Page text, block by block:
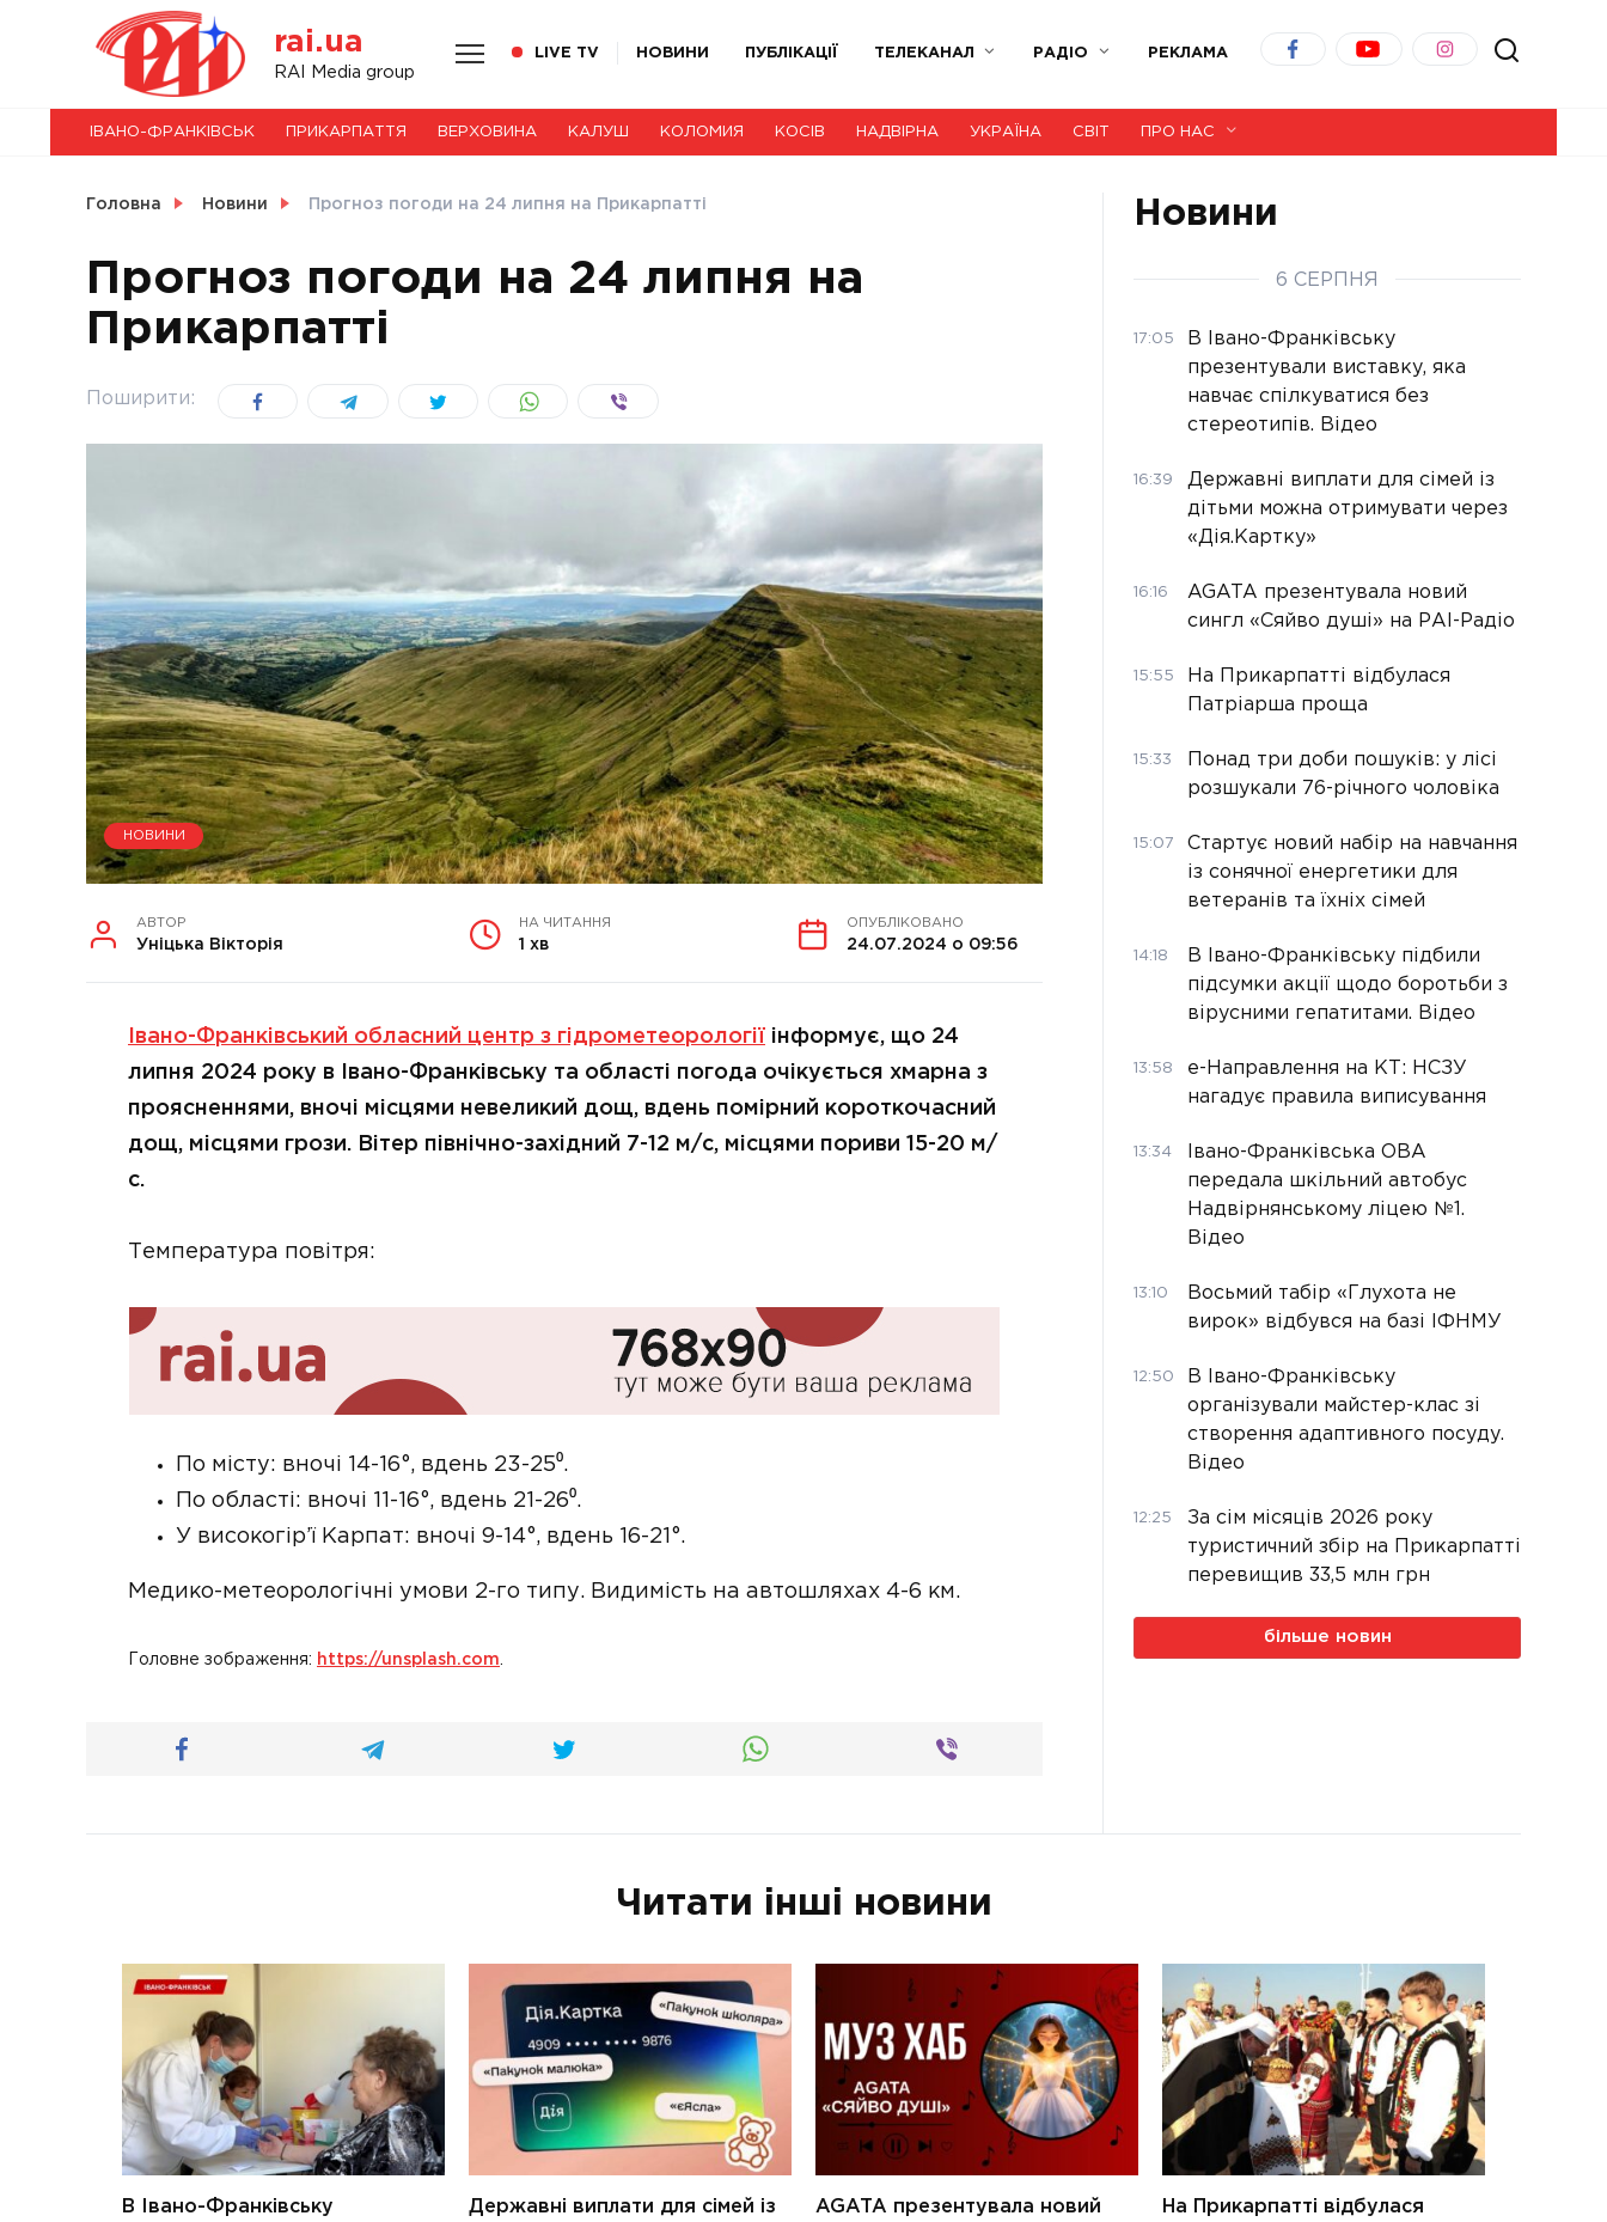
rai.ua
RAI Media group
LIVE TV НОВИНИ ПУБЛІКАЦІЇ ТЕЛЕКАНАЛ РАДІО РЕКЛАМА
НОВИНИ
СВІТ
УКРАЇНА
ІВАНО-ФРАНКІВСЬК ПРИКАРПАТТЯ ВЕРХОВИНА КАЛУШ КОЛОМИЯ КОСІВ НАДВІРНА УКРАЇНА СВІТ ПРО НАС
Головна Новини Прогноз погоди на 24 липня на Прикарпатті
Прогноз погоди на 24 липня на
Прикарпатті
Поширити:
НОВИНИ
АВТОР
Уніцька Вікторія
НА ЧИТАННЯ
1 хв
ОПУБЛІКОВАНО
24.07.2024 о 09:56
Івано-Франківський обласний центр з гідрометеорології інформує, що 24
липня 2024 року в Івано-Франківську та області погода очікується хмарна з
проясненнями, вночі місцями невеликий дощ, вдень помірний короткочасний
дощ, місцями грози. Вітер північно-західний 7-12 м/с, місцями пориви 15-20 м/
с.
Температура повітря:
По місту: вночі 14-16°, вдень 23-25⁰.
По області: вночі 11-16°, вдень 21-26⁰.
У високогір’ї Карпат: вночі 9-14°, вдень 16-21°.
Медико-метеорологічні умови 2-го типу. Видимість на автошляхах 4-6 км.
Головне зображення: https://unsplash.com
Новини
6 СЕРПНЯ
17:05
В Івано-Франківську
презентували виставку, яка
навчає спілкуватися без
стереотипів. Відео
16:39
Державні виплати для сімей із
дітьми можна отримувати через
«Дія.Картку»
16:16
AGATA презентувала новий
сингл «Сяйво душі» на РАІ-Радіо
15:55
На Прикарпатті відбулася
Патріарша проща
15:33
Понад три доби пошуків: у лісі
розшукали 76-річного чоловіка
15:07
Стартує новий набір на навчання
із сонячної енергетики для
ветеранів та їхніх сімей
14:18
В Івано-Франківську підбили
підсумки акції щодо боротьби з
вірусними гепатитами. Відео
13:58
е-Направлення на КТ: НСЗУ
нагадує правила виписування
13:34
Івано-Франківська ОВА
передала шкільний автобус
Надвірнянському ліцею №1.
Відео
13:10
Восьмий табір «Глухота не
вирок» відбувся на базі ІФНМУ
12:50
В Івано-Франківську
організували майстер-клас зі
створення адаптивного посуду.
Відео
12:25
За сім місяців 2026 року
туристичний збір на Прикарпатті
перевищив 33,5 млн грн
більше новин
Читати інші новини
В Івано-Франківську
Державні виплати для сімей із
AGATA презентувала новий
На Прикарпатті відбулася